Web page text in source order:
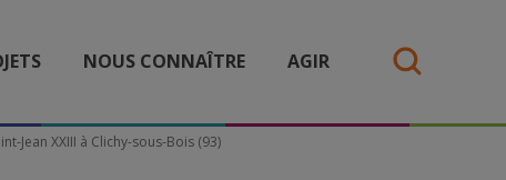
NOUS CONNAÎTRE AGIR
Jean XXIII à Clichy-sous-Bois (93)